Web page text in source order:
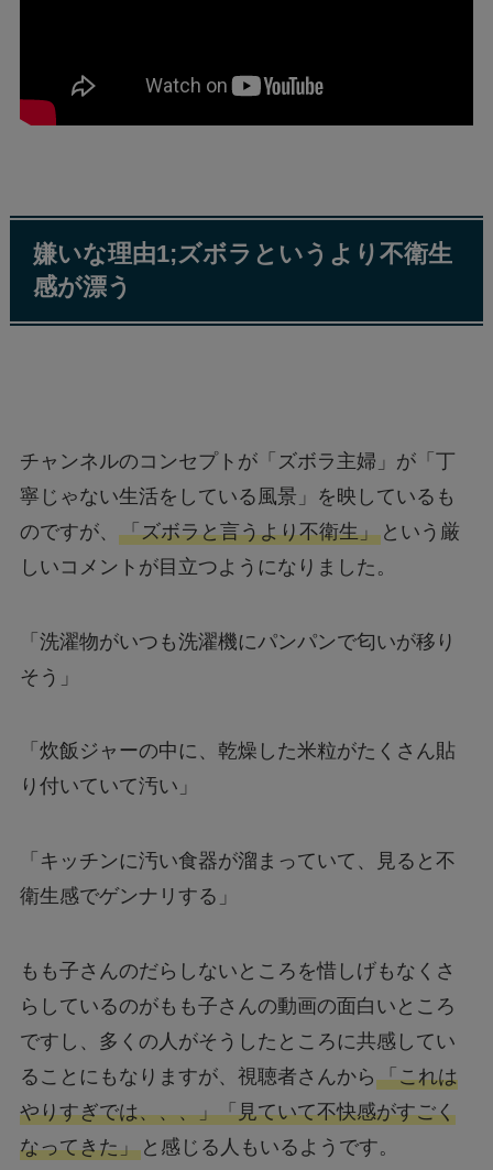
嫌いな理由1;ズボラというより不衛生
感が漂う
チャンネルのコンセプトが「ズボラ主婦」が「丁
寧じゃない生活をしている風景」を映しているも
のですが、 「ズボラと言うより不衛生」という厳
しいコメントが目立つようになりました。
「洗濯物がいつも洗濯機にパンパンで匂いが移り
そう」
「炊飯ジャーの中に、乾燥した米粒がたくさん貼
り付いていて汚い」
「キッチンに汚い食器が溜まっていて、見ると不
衛生感でゲンナリする」
もも子さんのだらしないところを惜しげもなくさ
らしているのがもも子さんの動画の面白いところ
ですし、多くの人がそうしたところに共感してい
ることにもなりますが、視聴者さんから 「これは
やりすぎでは、、、」「見ていて不快感がすごく
なってきた」と感じる人もいるようです。